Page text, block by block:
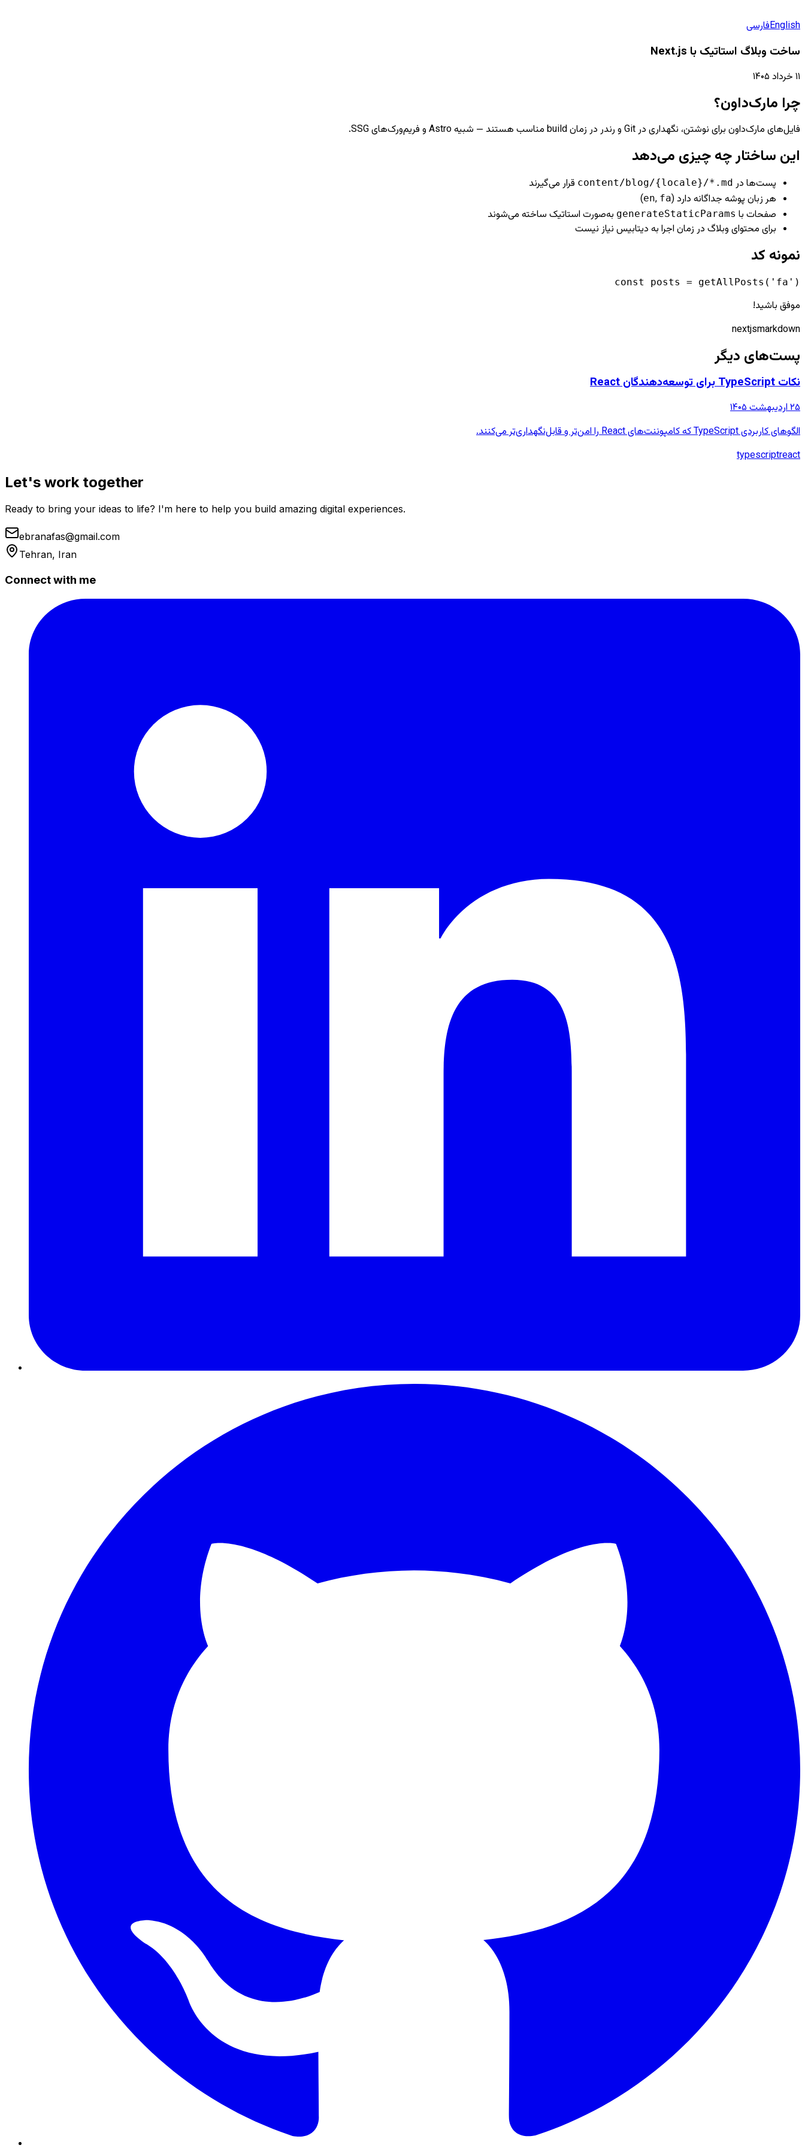
Englishفارسی
ساخت وبلاگ استاتیک با Next.js
۱۱ خرداد ۱۴۰۵
چرا مارک‌داون؟
فایل‌های مارک‌داون برای نوشتن، نگهداری در Git و رندر در زمان build مناسب هستند — شبیه Astro و فریم‌ورک‌های SSG.
این ساختار چه چیزی می‌دهد
پست‌ها در content/blog/{locale}/*.md قرار می‌گیرند
هر زبان پوشه جداگانه دارد (
en, fa
)
صفحات با generateStaticParams به‌صورت استاتیک ساخته می‌شوند
برای محتوای وبلاگ در زمان اجرا به دیتابیس نیاز نیست
نمونه کد
const posts = getAllPosts('fa')
موفق باشید!
nextjsmarkdown
پست‌های دیگر
نکات TypeScript برای توسعه‌دهندگان React
۲۵ اردیبهشت ۱۴۰۵
الگوهای کاربردی TypeScript که کامپوننت‌های React را امن‌تر و قابل‌نگهداری‌تر می‌کنند.
typescriptreact
Let's work together
Ready to bring your ideas to life? I'm here to help you build amazing digital experiences.
ebranafas@gmail.com
Tehran, Iran
Connect with me